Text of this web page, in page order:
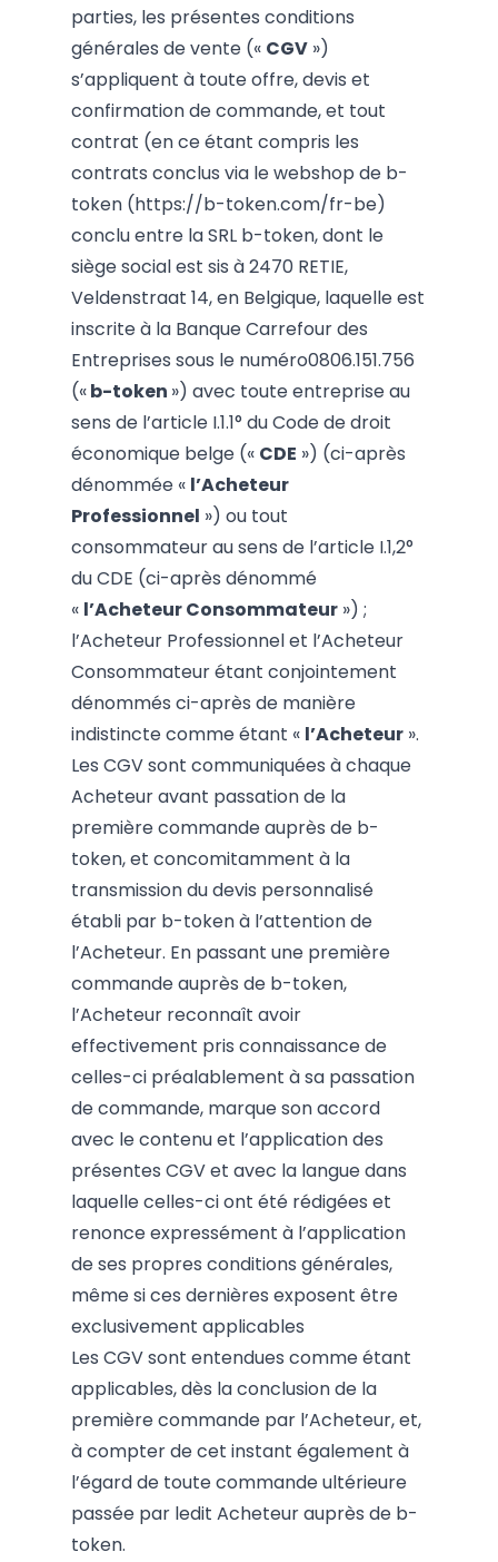
parties, les présentes conditions
générales de vente (« CGV »)
s’appliquent à toute offre, devis et
confirmation de commande, et tout
contrat (en ce étant compris les
contrats conclus via le webshop de b-
token (https://b-token.com/fr-be)
conclu entre laSRL b-token, dont le
siège social est sis à 2470 RETIE,
Veldenstraat 14, en Belgique, laquelle est
inscrite à la Banque Carrefour des
Entreprises sous le numéro0806.151.756
(«b-token ») avec toute entreprise au
sens de l’article I.1.1° du Code de droit
économique belge (« CDE ») (ci-après
dénommée « l’Acheteur
Professionnel ») ou tout
consommateur au sens de l’article I.1,2°
du CDE (ci-après dénommé
« l’Acheteur Consommateur ») ;
l’Acheteur Professionnel et l’Acheteur
Consommateur étant conjointement
dénommés ci-après de manière
indistincte comme étant « l’Acheteur ».
Les CGV sont communiquées à chaque
Acheteur avant passation de la
première commande auprès de b-
token, et concomitamment à la
transmission du devis personnalisé
établi par b-token à l’attention de
l’Acheteur. En passant une première
commande auprès de b-token,
l’Acheteur reconnaît avoir
effectivement pris connaissance de
celles-ci préalablement à sa passation
de commande, marque son accord
avec le contenu et l’application des
présentes CGV et avec la langue dans
laquelle celles-ci ont été rédigées et
renonce expressément à l’application
de ses propres conditions générales,
même si ces dernières exposent être
exclusivement applicables
Les CGV sont entendues comme étant
applicables, dès la conclusion de la
première commande par l’Acheteur, et,
à compter de cet instant également à
l’égard de toute commande ultérieure
passée par ledit Acheteur auprès de b-
token.